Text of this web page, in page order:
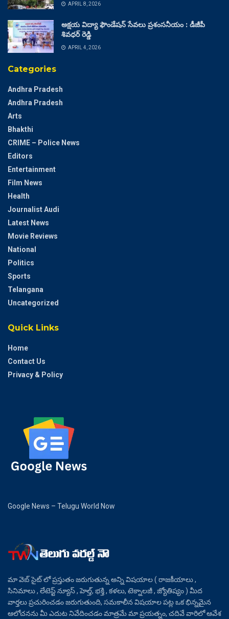
APRIL 8, 2026
అక్షయ విద్యా ఫౌండేషన్ సేవలు ప్రశంసనీయం : డీజీపీ
శివధర్ రెడ్డి
APRIL 4, 2026
Categories
Andhra Pradesh
Andhra Pradesh
Arts
Bhakthi
CRIME – Police News
Editors
Entertainment
Film News
Health
Journalist Audi
Latest News
Movie Reviews
National
Politics
Sports
Telangana
Uncategorized
Quick Links
Home
Contact Us
Privacy & Policy
Google News – Telugu World Now
మా వెబ్ సైట్ లో ప్రస్తుతం జరుగుతున్న అన్ని విషయాల ( రాజకీయాలు ,
సినిమాలు , లేటెస్ట్ న్యూస్ , హెల్త్, భక్తి , కళలు, టెక్నాలజీ , జ్యోతిష్యం ) మీద
వార్తలు ప్రచురించడం జరుగుతుంది, సమకాలీన విషయాల పట్ల ఒక భిన్నమైన
ఆలోచనను మీ ఎదుట నివేదించడం మాత్రమే మా ప్రయత్నం, చదివే వారిలో ఆవేశ